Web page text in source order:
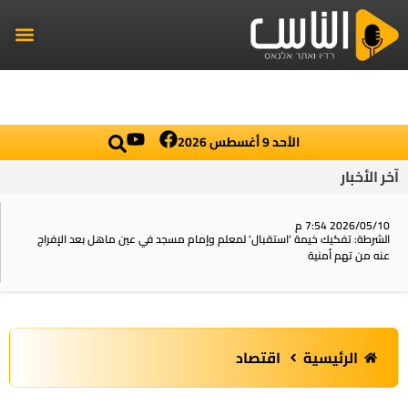
الأحد 9 أغسطس 2026
آخر الأخبار
2026/05/10 7:54 م
الشرطة: تفكيك خيمة ‘استقبال‘ لمعلم وإمام مسجد في عين ماهل بعد الإفراج
عنه من تهم أمنية
الرئيسية اقتصاد